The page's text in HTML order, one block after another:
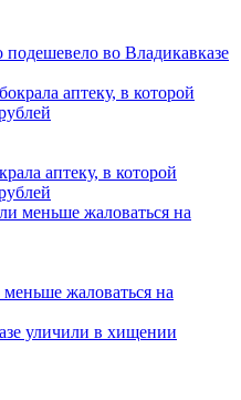
во Владикавказе
аптеку, в которой
жаловаться на